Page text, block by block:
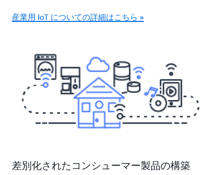
産業用 IoT についての詳細はこちら »
差別化されたコンシューマー製品の構築